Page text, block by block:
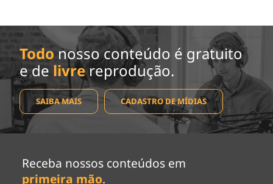
Todo nosso conteúdo é gratuito
e de livrereprodução.
SAIBA MAIS CADASTRO DE MÍDIAS
Receba nossos conteúdos em
primeira mão.